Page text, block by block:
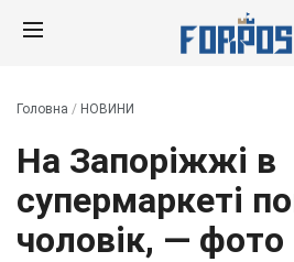
Головна / НОВИНИ
На Запоріжжі в
супермаркеті
чоловік, — фото